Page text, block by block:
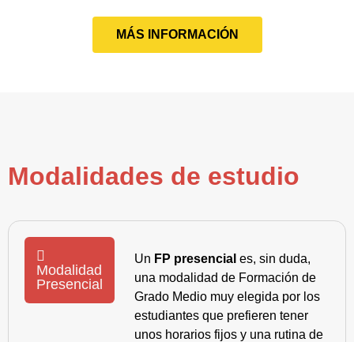
MÁS INFORMACIÓN
Modalidades de estudio
Modalidad
Presencial
Un FP presencial es, sin duda,
una modalidad de Formación de
Grado Medio muy elegida por los
estudiantes que prefieren tener
unos horarios fijos y una rutina de